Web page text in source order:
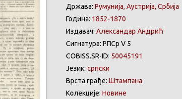
Држава: Румунија, Аустрија, Србија
Година: 1852-1870
Издавач: Александар Андрић
Сигнатура: РПСр V 5
COBISS.SR-ID: 50045191
Језик: српски
Врста грађе: Штампана
Колекције: Новине